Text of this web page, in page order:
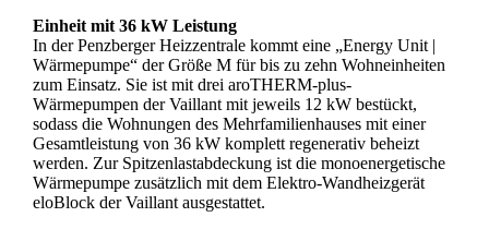
Einheit mit 36 kW Leistung
In der Penzberger Heizzentrale kommt eine „Energy Unit |
Wärmepumpe“ der Größe M für bis zu zehn Wohneinheiten
zum Einsatz. Sie ist mit drei aroTHERM-plus-
Wärmepumpen der Vaillant mit jeweils 12 kW bestückt,
sodass die Wohnungen des Mehrfamilienhauses mit einer
Gesamtleistung von 36 kW komplett regenerativ beheizt
werden. Zur Spitzenlastabdeckung ist die monoenergetische
Wärmepumpe zusätzlich mit dem Elektro-Wandheizgerät
eloBlock der Vaillant ausgestattet.